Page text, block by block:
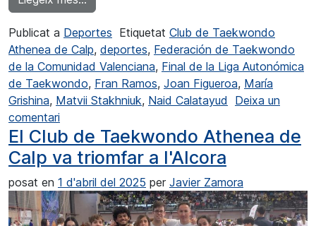
Publicat a Deportes Etiquetat Club de Taekwondo
Athenea de Calp, deportes, Federación de Taekwondo
de la Comunidad Valenciana, Final de la Liga Autonómica
de Taekwondo, Fran Ramos, Joan Figueroa, María
Grishina, Matvii Stakhniuk, Naid Calatayud
Deixa un
comentari
El Club de Taekwondo Athenea de
Calp va triomfar a l'Alcora
posat en 1 d'abril del 2025 per Javier Zamora